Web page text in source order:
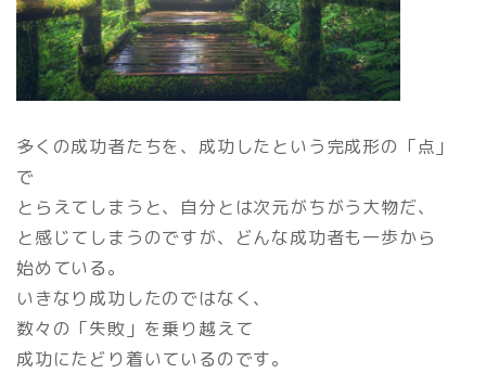
多くの成功者たちを、成功したという完成形の「点」
で
とらえてしまうと、自分とは次元がちがう大物だ、
と感じてしまうのですが、どんな成功者も一歩から
始めている。
いきなり成功したのではなく、
数々の「失敗」を乗り越えて
成功にたどり着いているのです。